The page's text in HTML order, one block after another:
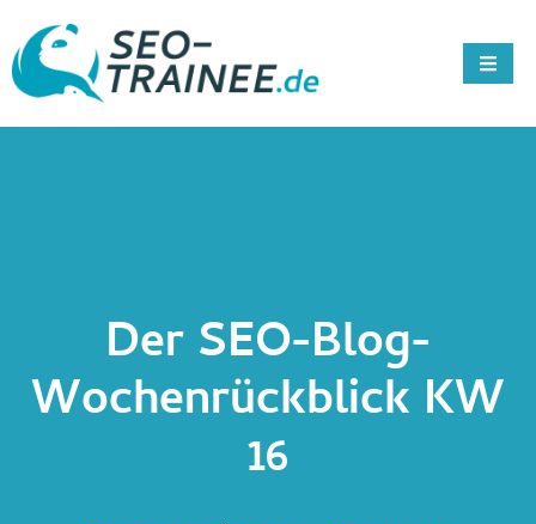
Der SEO-Blog-
Wochenrückblick KW
16